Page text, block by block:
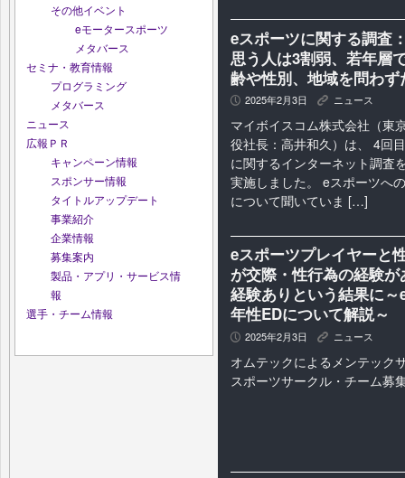
その他イベント
eモータースポーツ
メタバース
セミナ・教育情報
プログラミング
メタバース
ニュース
広報ＰＲ
キャンペーン情報
スポンサー情報
タイトルアップデート
事業紹介
企業情報
募集案内
製品・アプリ・サービス情
報
選手・チーム情報
eスポーツに関する調査
思う人は3割弱、若年層
齢や性別、地域を問わ
P 2025年2月3日 K ニュース
マイボイスコム株式会社（東
役社長：高井和久）は、 4回
に関するインターネット調査
実施しました。 eスポーツへ
について聞いていま […]
eスポーツプレイヤーと
が交際・性行為の経験
経験ありという結果に
年性EDについて解説～
P 2025年2月3日 K ニュース
オムテックによるメンテック
スポーツサークル・チーム募